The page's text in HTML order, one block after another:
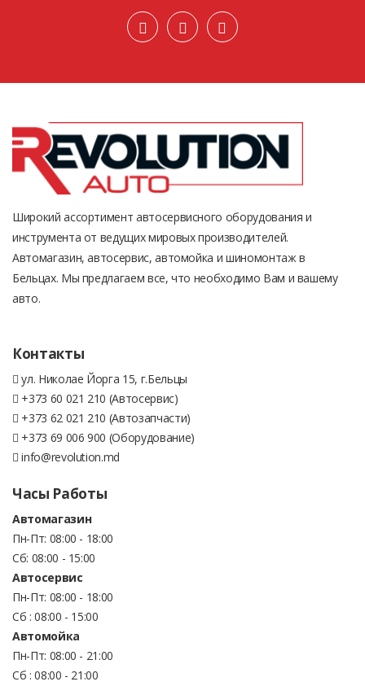
Широкий ассортимент автосервисного оборудования и
инструмента от ведущих мировых производителей.
Автомагазин, автосервис, автомойка и шиномонтаж в
Бельцах. Мы предлагаем все, что необходимо Вам и вашему
авто.
Контакты
ул. Николае Йорга 15, г.Бельцы
+373 60 021 210 (Автосервис)
+373 62 021 210 (Автозапчасти)
+373 69 006 900 (Оборудование)
info@revolution.md
Часы Работы
Автомагазин
Пн-Пт: 08:00 - 18:00
Сб: 08:00 - 15:00
Автосервис
Пн-Пт: 08:00 - 18:00
Сб : 08:00 - 15:00
Автомойка
Пн-Пт: 08:00 - 21:00
Сб : 08:00 - 21:00